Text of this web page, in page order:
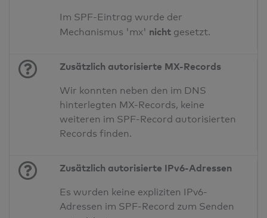
Im SPF-Eintrag wurde der
Mechanismus 'mx' nicht gesetzt.
Zusätzlich autorisierte MX-Records
Wir konnten neben den im DNS
hinterlegten MX-Records, keine
weiteren im SPF-Record autorisierten
Records finden.
Zusätzlich autorisierte IPv6-Adressen
Es wurden keine expliziten IPv6-
Adressen im SPF-Record zum Senden